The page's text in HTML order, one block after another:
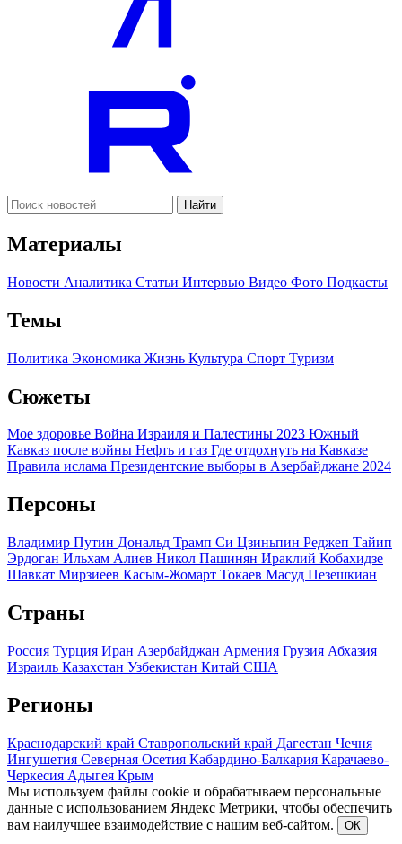
Найти
Материалы
Новости Аналитика Статьи Интервью Видео Фото Подкасты
Темы
Политика Экономика Жизнь Культура Спорт Туризм
Сюжеты
Мое здоровье Война Израиля и Палестины 2023 Южный
Кавказ после войны Нефть и газ Где отдохнуть на Кавказе
Правила ислама Президентские выборы в Азербайджане 2024
Персоны
Владимир Путин Дональд Трамп Си Цзиньпин Реджеп Тайип
Эрдоган Ильхам Алиев Никол Пашинян Ираклий Кобахидзе
Шавкат Мирзиеев Касым-Жомарт Токаев Масуд Пезешкиан
Страны
Россия Турция Иран Азербайджан Армения Грузия Абхазия
Израиль Казахстан Узбекистан Китай США
Регионы
Краснодарский край Ставропольский край Дагестан Чечня
Ингушетия Северная Осетия Кабардино-Балкария Карачаево-
Черкесия Адыгея Крым
Мы используем файлы cookie и обрабатываем персональные
данные с использованием Яндекс Метрики, чтобы обеспечить
вам наилучшее взаимодействие с нашим веб-сайтом.
ОК